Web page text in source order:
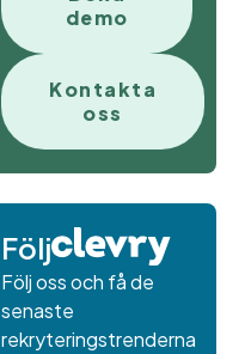
demo
Kontakta
oss
Följ
Följ oss och få de
senaste
rekryteringstrenderna